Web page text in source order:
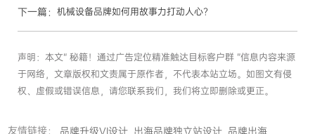
下一篇： 机械设备品牌如何用故事力打动人心?
声明：本文“ 秘籍！通过广告定位精准触达目标客户群 ”信息内容来源
于网络，文章版权和文责属于原作者，不代表本站立场。如图文有侵
权、虚假或错误信息，请您联系我们，我们将立即删除或更正。
友情链接： 品牌升级VI设计 出海品牌独立站设计 品牌出海